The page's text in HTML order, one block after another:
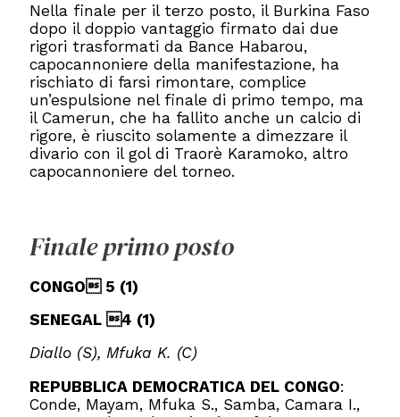
Nella finale per il terzo posto, il Burkina Faso
dopo il doppio vantaggio firmato dai due
rigori trasformati da Bance Habarou,
capocannoniere della manifestazione, ha
rischiato di farsi rimontare, complice
un’espulsione nel finale di primo tempo, ma
il Camerun, che ha fallito anche un calcio di
rigore, è riuscito solamente a dimezzare il
divario con il gol di Traorè Karamoko, altro
capocannoniere del torneo.
Finale primo posto
CONGO 5 (1)
SENEGAL 4 (1)
Diallo (S), Mfuka K. (C)
REPUBBLICA DEMOCRATICA DEL CONGO:
Conde, Mayam, Mfuka S., Samba, Camara I.,